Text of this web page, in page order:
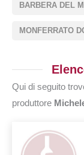
BARBERA DEL
MONFERRATO
Qui di seguito
produttore